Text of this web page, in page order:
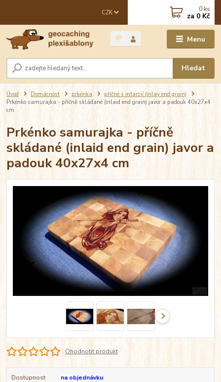
Menu
CZK
Hledat
0 ks
za 0 Kč
Úvod Domácnost prkénka
příčné s intarzií (inlay end grain)
Prkénko samurajka - příčně skládané (inlaid end grain) javor a padouk 40x27x4
cm
Prkénko samurajka - příčně
skládané (inlaid end grain) javor a
padouk 40x27x4 cm
Ohodnotit produkt
Dostupnost na objednávku